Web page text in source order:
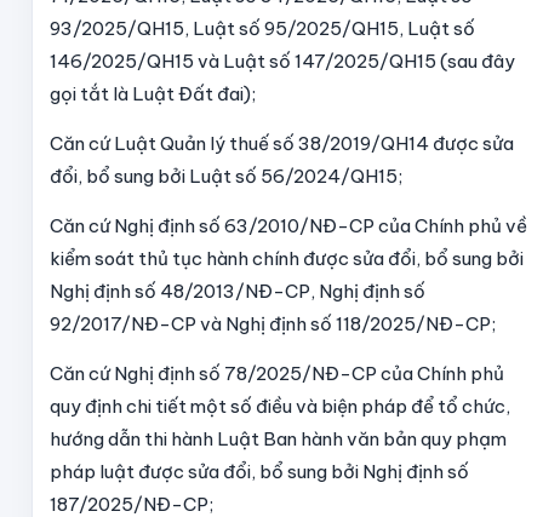
93/2025/QH15, Luật số 95/2025/QH15, Luật số
146/2025/QH15 và Luật số 147/2025/QH15 (sau đây
gọi tắt là Luật Đất đai);
Căn cứ Luật Quản lý thuế số 38/2019/QH14 được sửa
đổi, bổ sung bởi Luật số 56/2024/QH15;
Căn cứ Nghị định số 63/2010/NĐ-CP của Chính phủ về
kiểm soát thủ tục hành chính được sửa đổi, bổ sung bởi
Nghị định số 48/2013/NĐ-CP, Nghị định số
92/2017/NĐ-CP và Nghị định số 118/2025/NĐ-CP;
Căn cứ Nghị định số 78/2025/NĐ-CP của Chính phủ
quy định chi tiết một số điều và biện pháp để tổ chức,
hướng dẫn thi hành Luật Ban hành văn bản quy phạm
pháp luật được sửa đổi, bổ sung bởi Nghị định số
187/2025/NĐ-CP;